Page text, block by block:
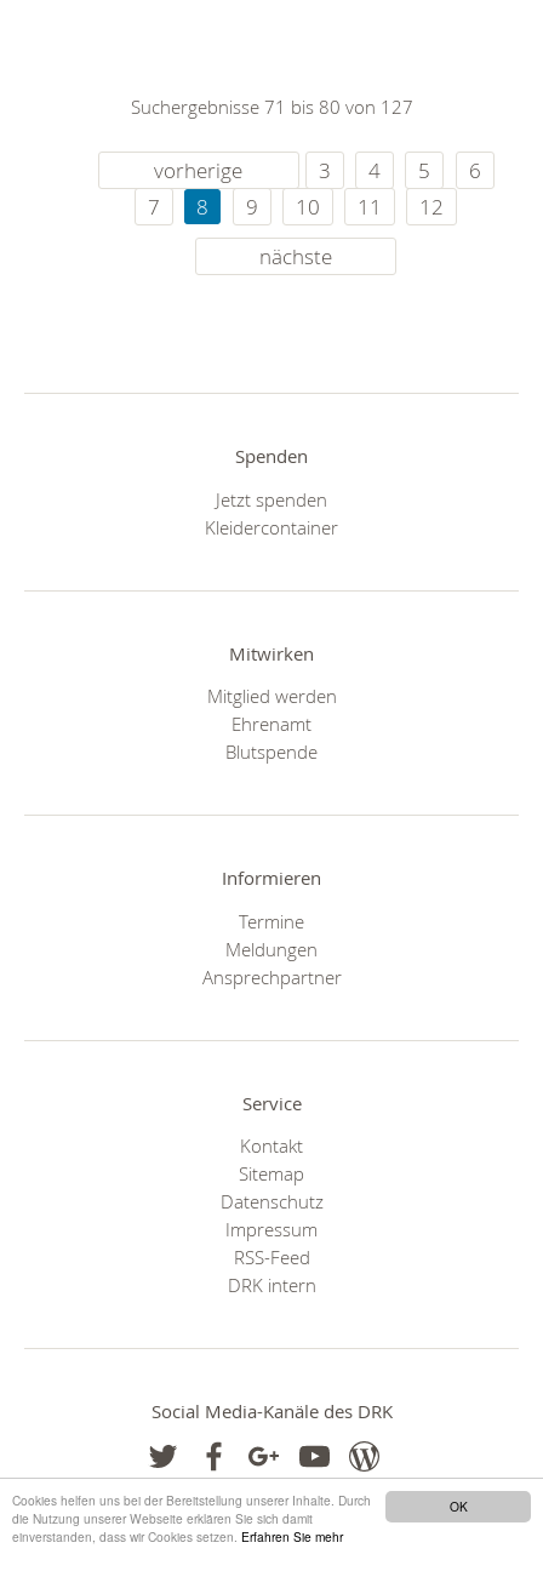
OK
Cookies helfen uns bei der Bereitstellung unserer Inhalte. Durch
die Nutzung unserer Webseite erklären Sie sich damit
einverstanden, dass wir Cookies setzen. Erfahren Sie mehr
Suchergebnisse 71 bis 80 von 127
vorherige 3 4 5
6
7
8 9 10 11
12
nächste
Spenden
Jetzt spenden
Kleidercontainer
Mitwirken
Mitglied werden
Ehrenamt
Blutspende
Informieren
Termine
Meldungen
Ansprechpartner
Service
Kontakt
Sitemap
Datenschutz
Impressum
RSS-Feed
DRK intern
Social Media-Kanäle des DRK